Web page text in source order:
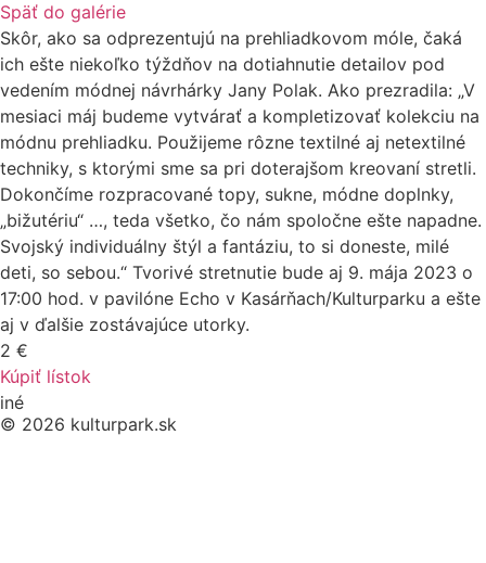
Späť do galérie
Skôr, ako sa odprezentujú na prehliadkovom móle, čaká
ich ešte niekoľko týždňov na dotiahnutie detailov pod
vedením módnej návrhárky Jany Polak. Ako prezradila: „V
mesiaci máj budeme vytvárať a kompletizovať kolekciu na
módnu prehliadku. Použijeme rôzne textilné aj netextilné
techniky, s ktorými sme sa pri doterajšom kreovaní stretli.
Dokončíme rozpracované topy, sukne, módne doplnky,
„bižutériu“ …, teda všetko, čo nám spoločne ešte napadne.
Svojský individuálny štýl a fantáziu, to si doneste, milé
deti, so sebou.“ Tvorivé stretnutie bude aj 9. mája 2023 o
17:00 hod. v pavilóne Echo v Kasárňach/Kulturparku a ešte
aj v ďalšie zostávajúce utorky.
2 €
Kúpiť lístok
iné
© 2026 kulturpark.sk